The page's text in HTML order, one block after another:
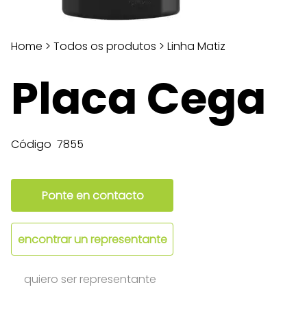
Home > Todos os produtos > Linha Matiz
Placa Cega
Código 7855
Ponte en contacto
encontrar un representante
quiero ser representante